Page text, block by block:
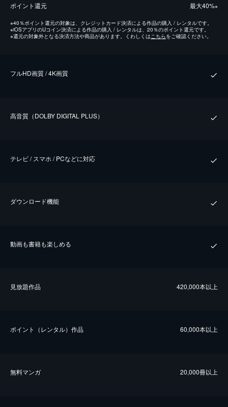
ポイント還元 最⼤40%※
※40％ポイント還元の対象は、クレジットカード決済による作品の購入 / レンタルです。
※iOSアプリのUコイン決済による作品の購入 / レンタルは、20％のポイント還元です。
※還元の対象外となる決済方法や商品があります。くわしくは こちらをご確認ください。
フルHD画質 / 4K画質
⾼⾳質（DOLBY DIGITAL PLUS）
テレビ / スマホ / PCなどに対応
ダウンロード機能
動画も書籍も楽しめる
⾒放題作品 420,000本以上
ポイント（レンタル）作品 60,000本以上
無料マンガ 20,000冊以上